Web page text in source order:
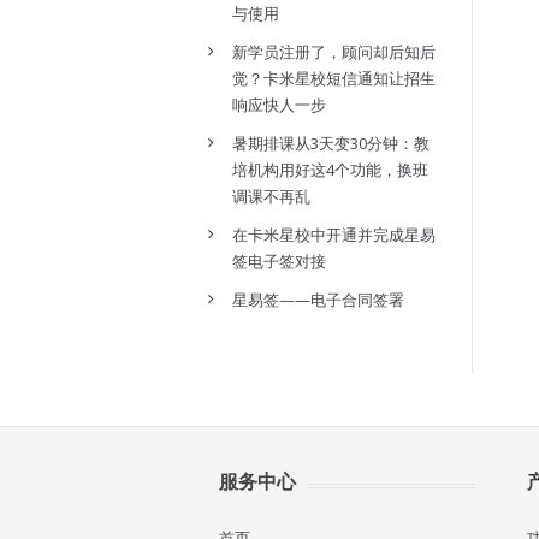
与使用
新学员注册了，顾问却后知后
觉？卡米星校短信通知让招生
响应快人一步
暑期排课从3天变30分钟：教
培机构用好这4个功能，换班
调课不再乱
在卡米星校中开通并完成星易
签电子签对接
星易签——电子合同签署
服务中心